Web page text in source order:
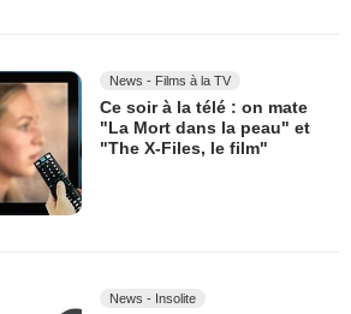
News - Films à la TV
Ce soir à la télé : on mate
"La Mort dans la peau" et
"The X-Files, le film"
News - Insolite